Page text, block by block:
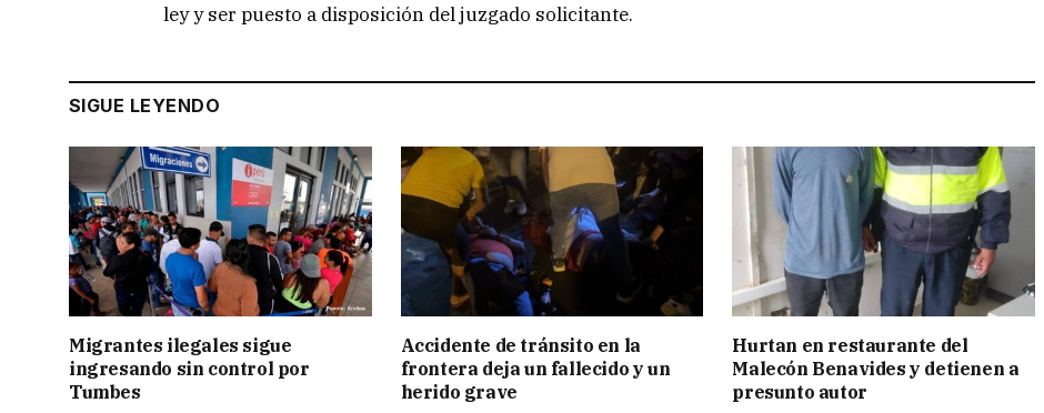
ley y ser puesto a disposición del juzgado solicitante.
SIGUE LEYENDO
Migrantes ilegales sigue
ingresando sin control por
Tumbes
Accidente de tránsito en la
frontera deja un fallecido y un
herido grave
Hurtan en restaurante del
Malecón Benavides y detienen a
presunto autor